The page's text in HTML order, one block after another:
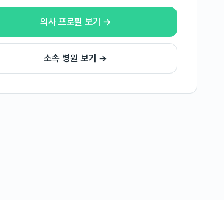
의사 프로필 보기 →
소속 병원 보기 →